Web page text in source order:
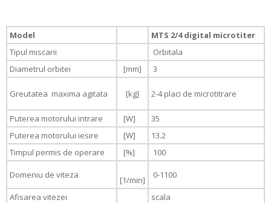
Model
MTS 2/4 digital microtiter
Tipul miscarii
Orbitala
Diametrul orbitei
[mm] 3
Greutatea maxima agitata [kg] 2-4 placi de microtitrare
Puterea motorului intrare [W]
35
Puterea motorului iesire
[W]
13.2
Timpul permis de operare
[%] 100
Domeniu de viteza [1/min] 0-1100
Afisarea vitezei
scala